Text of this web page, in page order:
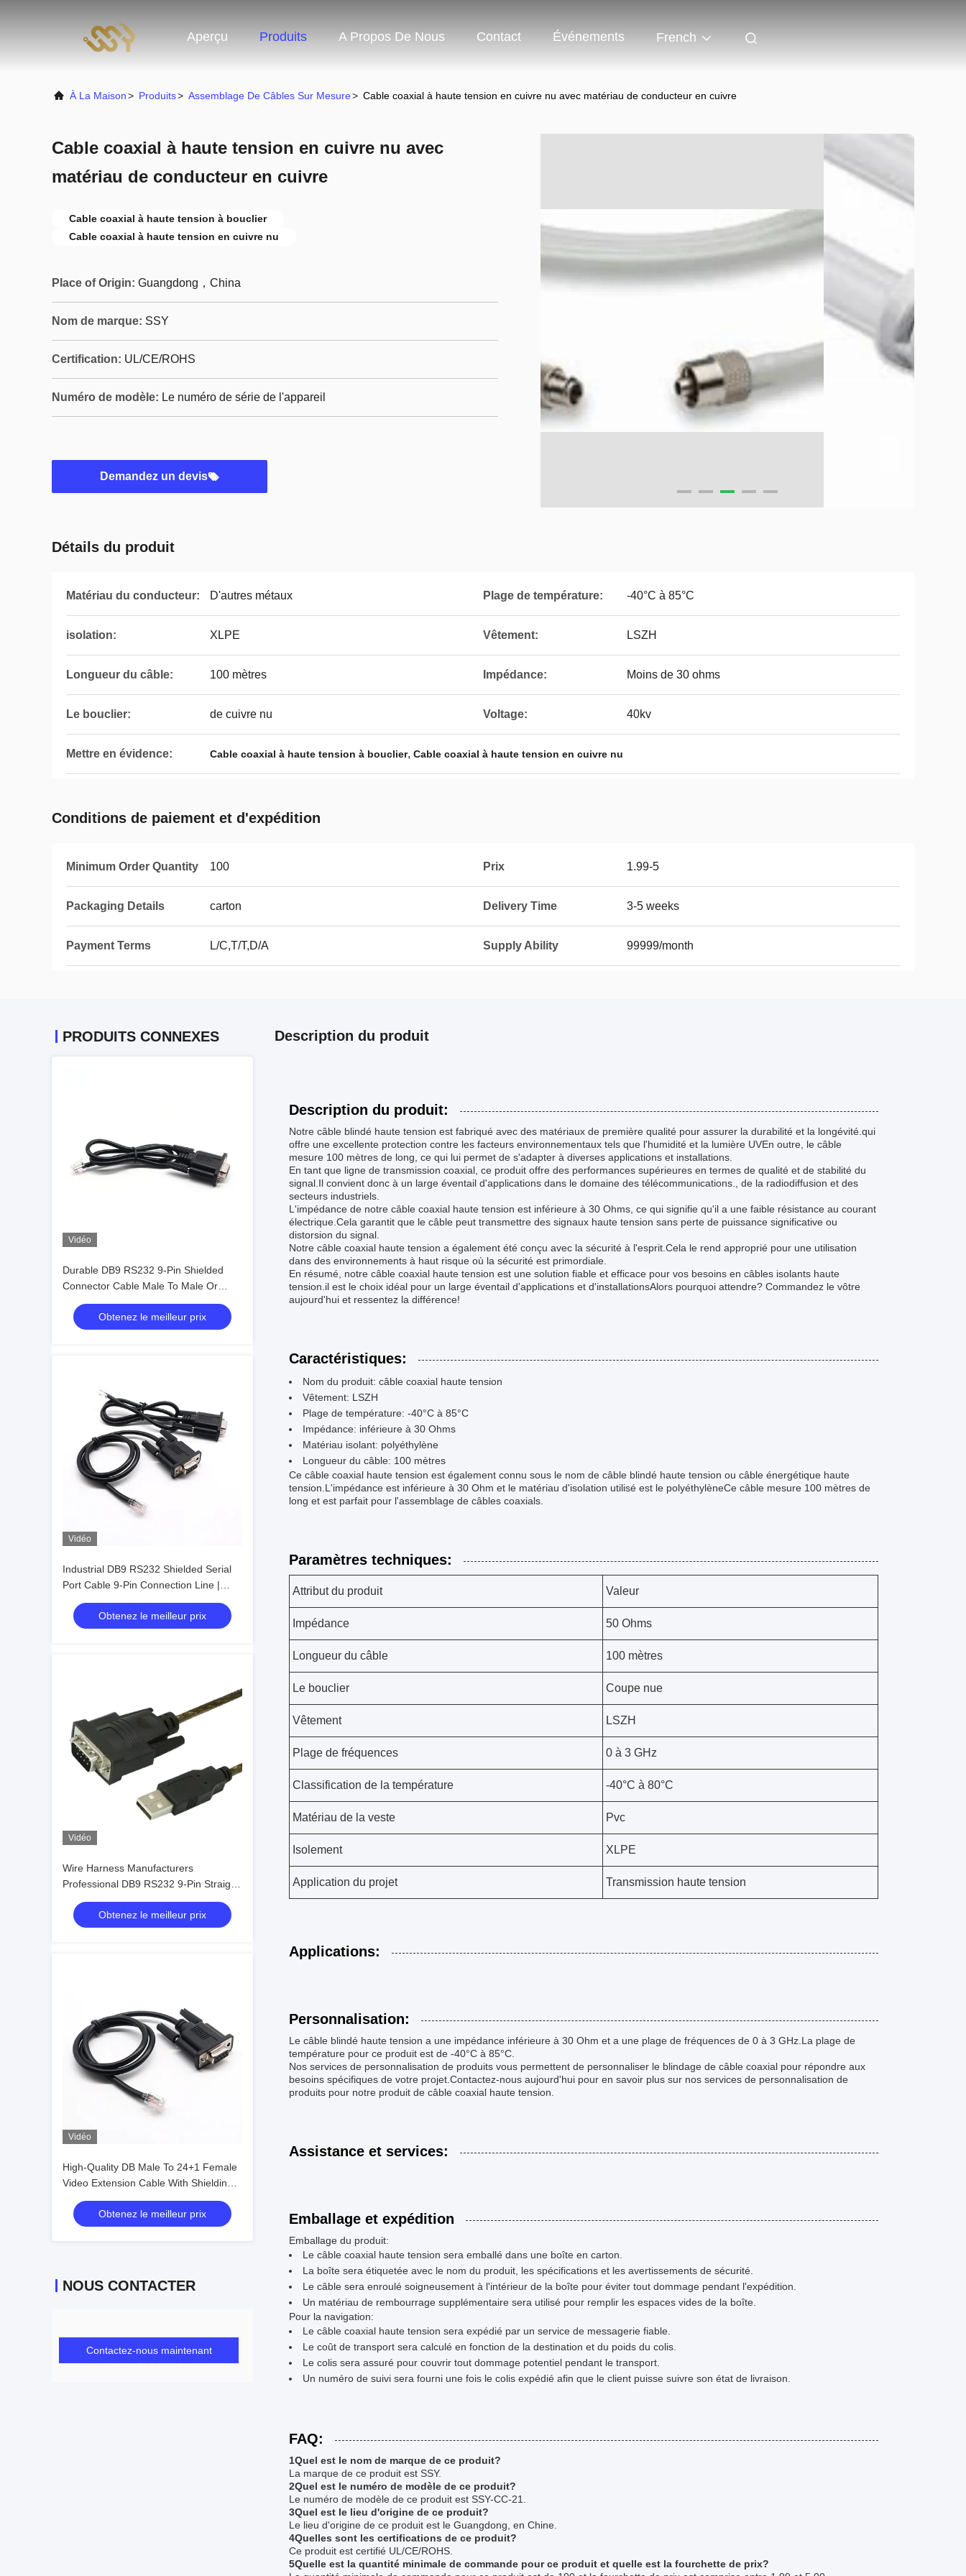
Aperçu Produits A Propos De Nous Contact Événements French
À La Maison> Produits> Assemblage De Câbles Sur Mesure> Cable coaxial à haute tension en cuivre nu avec matériau de conducteur en cuivre
Cable coaxial à haute tension en cuivre nu avec
matériau de conducteur en cuivre
Cable coaxial à haute tension à bouclier
Cable coaxial à haute tension en cuivre nu
Place of Origin: Guangdong，China
Nom de marque: SSY
Certification: UL/CE/ROHS
Numéro de modèle: Le numéro de série de l'appareil
Demandez un devis
Détails du produit
Matériau du conducteur: D'autres métaux Plage de température: -40°C à 85°C
isolation: XLPE Vêtement: LSZH
Longueur du câble: 100 mètres Impédance: Moins de 30 ohms
Le bouclier: de cuivre nu Voltage: 40kv
Mettre en évidence: Cable coaxial à haute tension à bouclier, Cable coaxial à haute tension en cuivre nu
Conditions de paiement et d'expédition
Minimum Order Quantity 100 Prix 1.99-5
Packaging Details carton Delivery Time 3-5 weeks
Payment Terms L/C,T/T,D/A Supply Ability 99999/month
PRODUITS CONNEXES
Vidéo
Durable DB9 RS232 9-Pin Shielded
Connector Cable Male To Male Or
Female Type | Custom Cable
Obtenez le meilleur prix
Vidéo
Industrial DB9 RS232 Shielded Serial
Port Cable 9-Pin Connection Line |
Cable Assembly Wire Harness
ManufacturersObtenez le meilleur prix
Vidéo
Wire Harness Manufacturers
Professional DB9 RS232 9-Pin Straight
Or Cross Cable With Shielded Core
Custom CableObtenez le meilleur prix
Vidéo
High-Quality DB Male To 24+1 Female
Video Extension Cable With Shielding
Custom Cable For HD Display Wire
Harness Manufacturers
Obtenez le meilleur prix
NOUS CONTACTER
Contactez-nous maintenant
Description du produit
Description du produit:
Notre câble blindé haute tension est fabriqué avec des matériaux de première qualité pour assurer la durabilité et la longévité.qui
offre une excellente protection contre les facteurs environnementaux tels que l'humidité et la lumière UVEn outre, le câble
mesure 100 mètres de long, ce qui lui permet de s'adapter à diverses applications et installations.
En tant que ligne de transmission coaxial, ce produit offre des performances supérieures en termes de qualité et de stabilité du
signal.Il convient donc à un large éventail d'applications dans le domaine des télécommunications., de la radiodiffusion et des
secteurs industriels.
L'impédance de notre câble coaxial haute tension est inférieure à 30 Ohms, ce qui signifie qu'il a une faible résistance au courant
électrique.Cela garantit que le câble peut transmettre des signaux haute tension sans perte de puissance significative ou
distorsion du signal.
Notre câble coaxial haute tension a également été conçu avec la sécurité à l'esprit.Cela le rend approprié pour une utilisation
dans des environnements à haut risque où la sécurité est primordiale.
En résumé, notre câble coaxial haute tension est une solution fiable et efficace pour vos besoins en câbles isolants haute
tension.il est le choix idéal pour un large éventail d'applications et d'installationsAlors pourquoi attendre? Commandez le vôtre
aujourd'hui et ressentez la différence!
Caractéristiques:
Nom du produit: câble coaxial haute tension
Vêtement: LSZH
Plage de température: -40°C à 85°C
Impédance: inférieure à 30 Ohms
Matériau isolant: polyéthylène
Longueur du câble: 100 mètres
Ce câble coaxial haute tension est également connu sous le nom de câble blindé haute tension ou câble énergétique haute
tension.L'impédance est inférieure à 30 Ohm et le matériau d'isolation utilisé est le polyéthylèneCe câble mesure 100 mètres de
long et est parfait pour l'assemblage de câbles coaxials.
Paramètres techniques:
Attribut du produit Valeur
Impédance 50 Ohms
Longueur du câble 100 mètres
Le bouclier Coupe nue
Vêtement LSZH
Plage de fréquences 0 à 3 GHz
Classification de la température -40°C à 80°C
Matériau de la veste Pvc
Isolement XLPE
Application du projet Transmission haute tension
Applications:
Personnalisation:
Le câble blindé haute tension a une impédance inférieure à 30 Ohm et a une plage de fréquences de 0 à 3 GHz.La plage de
température pour ce produit est de -40°C à 85°C.
Nos services de personnalisation de produits vous permettent de personnaliser le blindage de câble coaxial pour répondre aux
besoins spécifiques de votre projet.Contactez-nous aujourd'hui pour en savoir plus sur nos services de personnalisation de
produits pour notre produit de câble coaxial haute tension.
Assistance et services:
Emballage et expédition
Emballage du produit:
Le câble coaxial haute tension sera emballé dans une boîte en carton.
La boîte sera étiquetée avec le nom du produit, les spécifications et les avertissements de sécurité.
Le câble sera enroulé soigneusement à l'intérieur de la boîte pour éviter tout dommage pendant l'expédition.
Un matériau de rembourrage supplémentaire sera utilisé pour remplir les espaces vides de la boîte.
Pour la navigation:
Le câble coaxial haute tension sera expédié par un service de messagerie fiable.
Le coût de transport sera calculé en fonction de la destination et du poids du colis.
Le colis sera assuré pour couvrir tout dommage potentiel pendant le transport.
Un numéro de suivi sera fourni une fois le colis expédié afin que le client puisse suivre son état de livraison.
FAQ:
1Quel est le nom de marque de ce produit?
La marque de ce produit est SSY.
2Quel est le numéro de modèle de ce produit?
Le numéro de modèle de ce produit est SSY-CC-21.
3Quel est le lieu d'origine de ce produit?
Le lieu d'origine de ce produit est le Guangdong, en Chine.
4Quelles sont les certifications de ce produit?
Ce produit est certifié UL/CE/ROHS.
5Quelle est la quantité minimale de commande pour ce produit et quelle est la fourchette de prix?